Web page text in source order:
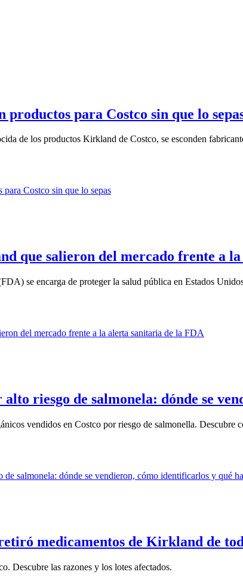
productos para Costco sin que lo
de los productos Kirkland de Costco, se esconden
que salieron del mercado frente a
se encarga de proteger la salud pública en Estados
riesgo de salmonela: dónde se
vendidos en Costco por riesgo de salmonella. Descubre
medicamentos de Kirkland de
Descubre las razones y los lotes afectados.